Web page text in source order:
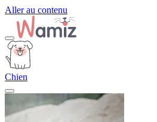
Aller au contenu
Chien